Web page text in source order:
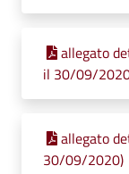
allegato
il 30/09/
allegato
30/09/2020)